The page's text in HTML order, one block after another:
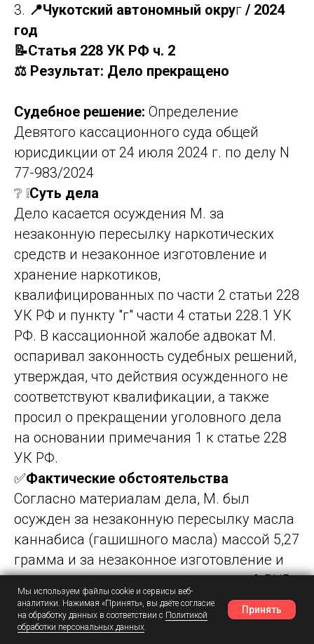
3. 📍Чукотский автономный округ / 2024
год
📝Статья 228 УК РФ ч. 2
⚖️ Результат: Дело прекращено
Судебное решение: Определение
Девятого кассационного суда общей
юрисдикции от 24 июля 2024 г. по делу N
77-983/2024
❔ ❕Суть дела
Дело касается осуждения М. за
незаконную пересылку наркотических
средств и незаконное изготовление и
хранение наркотиков,
квалифицированных по части 2 статьи 228
УК РФ и пункту "г" части 4 статьи 228.1 УК
РФ. В кассационной жалобе адвокат М.
оспаривал законность судебных решений,
утверждая, что действия осужденного не
соответствуют квалификации, а также
просил о прекращении уголовного дела
на основании примечания 1 к статье 228
УК РФ.
✅Фактические обстоятельства
Согласно материалам дела, М. был
осужден за незаконную пересылку масла
каннабиса (гашишного масла) массой 5,27
грамма и за незаконное изготовление и
хранение наркотического средства ?-PHP
(?-Пирролидиногексиофенон) массой
115,83 грамма. Преступления были
Мы используем файлы cookie и сервисы веб-
аналитики. Нажимая «Принять», вы даёте согласие
на обработку данных в соответствии с Политикой
обработки персональных данных.
Принять
Наш Telegram Шансы